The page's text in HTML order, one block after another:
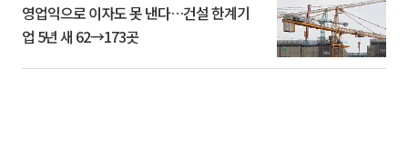
영업익으로 이자도 못 낸다…건설 한계기
업 5년 새 62→173곳